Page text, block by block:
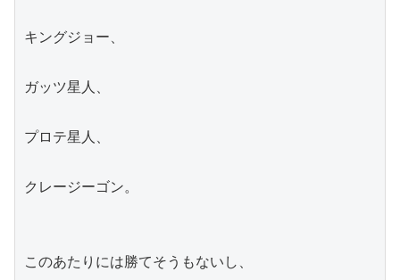
キングジョー、
ガッツ星人、
プロテ星人、
クレージーゴン。
このあたりには勝てそうもないし、